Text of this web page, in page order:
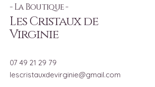
- La Boutique -
Les Cristaux de
Virginie
07 49 21 29 79
lescristauxdevirginie@gmail.com